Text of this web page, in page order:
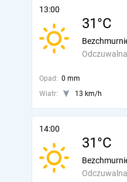
13:00
31°C
Odczuwalna
Opad: 0 mm
Wiatr:
13 km/h
14:00
31°C
Odczuwalna